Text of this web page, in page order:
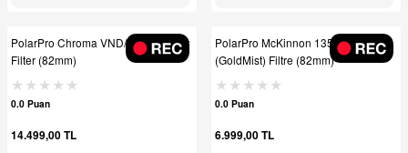
PolarPro Chroma VND/PL Gold Mist
Filter (82mm)
0.0 Puan
14.499,00 TL
PolarPro McKinnon 135 Series
(GoldMist) Filtre (82mm)
0.0 Puan
6.999,00 TL